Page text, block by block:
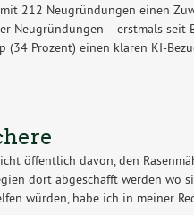
212 Neugründungen einen
Neugründungen – erstmals
Prozent) einen klaren KI-
öffentlich davon, den
dort abgeschafft werden wo
würden, habe ich in meiner